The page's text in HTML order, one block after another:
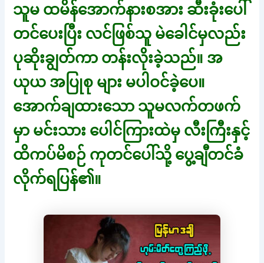
သူမ ထမိန်အောက်နားစအား ဆီးခုံးပေါ်
တင်ပေးပြီး လင်ဖြစ်သူ မဲခေါင်မှလည်း
ပုဆိုးချွတ်ကာ တန်းလိုးခဲ့သည်။ အ
ယုယ အပြုစု များ မပါဝင်ခဲ့ပေ။
အောက်ချထားသော သူမလက်တဖက်
မှာ မင်းသား ပေါင်ကြားထဲမှ လီးကြီးနှင့်
ထိကပ်မိစဉ် ကုတင်ပေါ်သို့ ပွေ့ချီတင်ခံ
လိုက်ရပြန်၏။